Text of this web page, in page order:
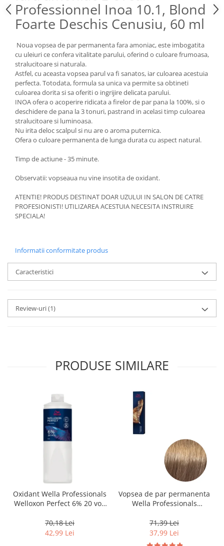
Professionnel Inoa 10.1, Blond
Foarte Deschis Cenusiu, 60 ml
Noua vopsea de par permanenta fara amoniac, este imbogatita
cu uleiuri ce confera vitalitate parului, oferind o culoare frumoasa,
stralucitoare si naturala.
Astfel, cu aceasta vopsea parul va fi sanatos, iar culoarea acestuia
perfecta. Totodata, formula sa unica va permite sa obtineti
culoarea dorita si sa oferiti o ingrijire delicata parului.
INOA ofera o acoperire ridicata a firelor de par pana la 100%, si o
deschidere de pana la 3 tonuri, pastrand in acelasi timp culoarea
stralucitoare si luminoasa.
Nu irita deloc scalpul si nu are o aroma puternica.
Ofera o culoare permanenta de lunga durata cu aspect natural.
Timp de actiune - 35 minute.
Observatii: vopseaua nu vine insotita de oxidant.
ATENTIE! PRODUS DESTINAT DOAR UZULUI IN SALON DE CATRE
PROFESIONISTI! UTILIZAREA ACESTUIA NECESITA INSTRUIRE
SPECIALA!
Informatii conformitate produs
Caracteristici
Review-uri(1)
PRODUSE SIMILARE
Oxidant Wella Professionals
Welloxon Perfect 6% 20 vol,
70,18 Lei
42,99 Lei
Vopsea de par permanenta
Wella Professionals
Blond Deschis Natural, 60
ml
71,39 Lei
37,99 Lei